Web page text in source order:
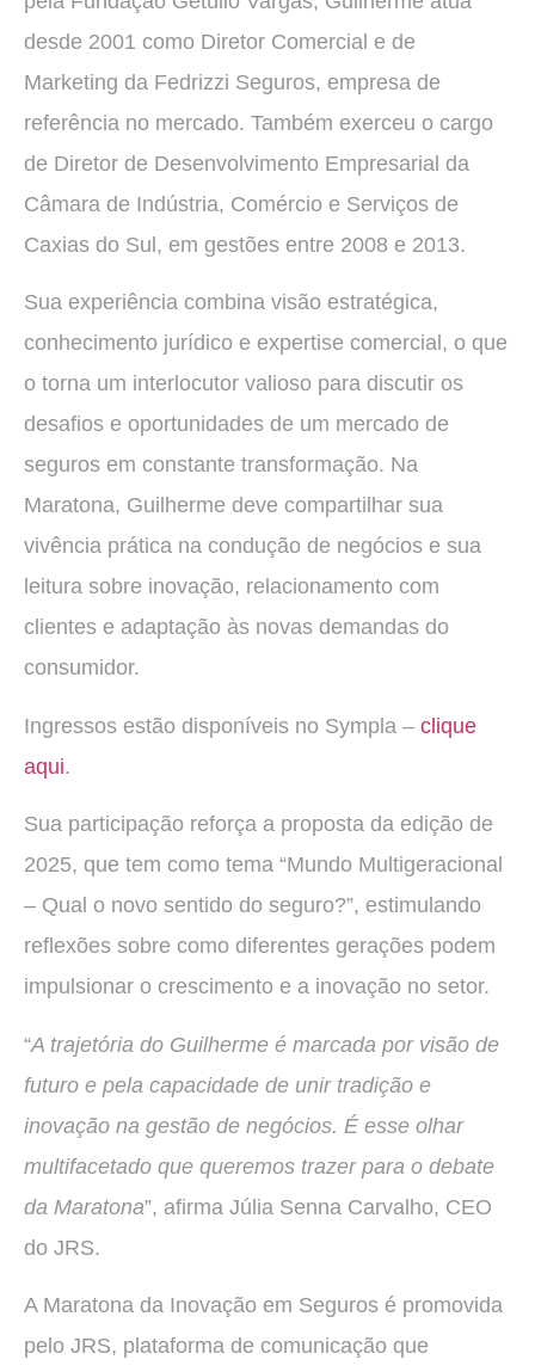
desde 2001 como Diretor Comercial e de
Marketing da Fedrizzi Seguros, empresa de
referência no mercado. Também exerceu o cargo
de Diretor de Desenvolvimento Empresarial da
Câmara de Indústria, Comércio e Serviços de
Caxias do Sul, em gestões entre 2008 e 2013.
Sua experiência combina visão estratégica,
conhecimento jurídico e expertise comercial, o que
o torna um interlocutor valioso para discutir os
desafios e oportunidades de um mercado de
seguros em constante transformação. Na
Maratona, Guilherme deve compartilhar sua
vivência prática na condução de negócios e sua
leitura sobre inovação, relacionamento com
clientes e adaptação às novas demandas do
consumidor.
Ingressos estão disponíveis no Sympla – clique
aqui.
Sua participação reforça a proposta da edição de
2025, que tem como tema “Mundo Multigeracional
– Qual o novo sentido do seguro?”, estimulando
reflexões sobre como diferentes gerações podem
impulsionar o crescimento e a inovação no setor.
“A trajetória do Guilherme é marcada por visão de
futuro e pela capacidade de unir tradição e
inovação na gestão de negócios. É esse olhar
multifacetado que queremos trazer para o debate
da Maratona”, afirma Júlia Senna Carvalho, CEO
do JRS.
A Maratona da Inovação em Seguros é promovida
pelo JRS, plataforma de comunicação que